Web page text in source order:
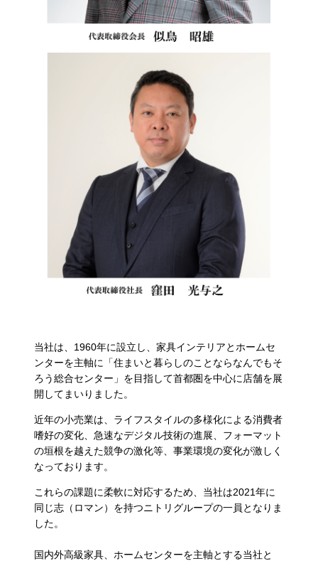
当社は、1960年に設立し、家具インテリアとホームセ
ンターを主軸に「住まいと暮らしのことならなんでもそ
ろう総合センター」を目指して首都圏を中心に店舗を展
開してまいりました。
近年の小売業は、ライフスタイルの多様化による消費者
嗜好の変化、急速なデジタル技術の進展、フォーマット
の垣根を越えた競争の激化等、事業環境の変化が激しく
なっております。
これらの課題に柔軟に対応するため、当社は2021年に
同じ志（ロマン）を持つニトリグループの一員となりま
した。
国内外高級家具、ホームセンターを主軸とする当社と